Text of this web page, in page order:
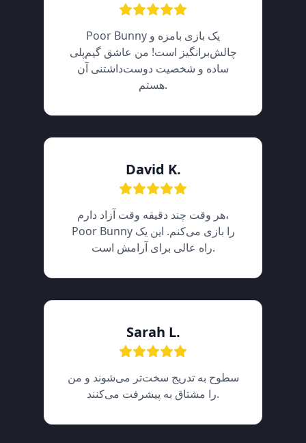
Poor Bunny یک بازی بامزه و
چالش‌برانگیز است! من عاشق گیم‌پلی
ساده و شخصیت دوست‌داشتنی آن
هستم.
David K.
هر وقت چند دقیقه وقت آزاد دارم،
Poor Bunny را بازی می‌کنم. این یک
راه عالی برای آرامش است.
Sarah L.
سطوح به تدریج سخت‌تر می‌شوند و من
را مشتاق به پیشرفت می‌کنند.